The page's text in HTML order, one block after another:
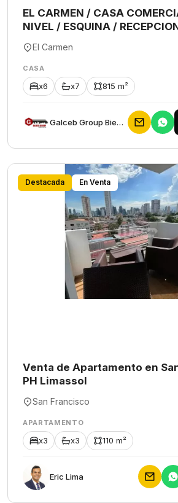
EL CARMEN / CASA
NIVEL / ESQUINA /
El Carmen
CASA
x6 x7 815 m²
Galceb Group Bienes Raices
Destacada En Venta
Venta de Apartamento en
PH Limassol
San Francisco
APARTAMENTO
x3 x3 110 m²
Eric Lima